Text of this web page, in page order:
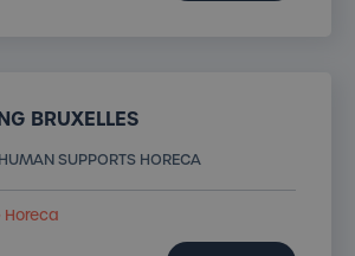
BRUXELLES
SUPPORTS HORECA
Horeca